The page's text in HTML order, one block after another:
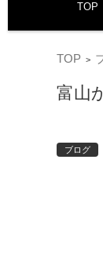
TOP
TOP >
富山
ブログ